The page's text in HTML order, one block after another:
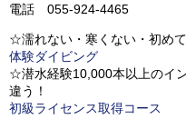
電話 055-924-4465
☆濡れない・寒くない・初め
体験ダイビング
☆潜水経験10,000本以上のイ
違う！
初級ライセンス取得コース